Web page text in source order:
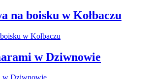
na boisku w Kołbaczu
w Dziwnowie